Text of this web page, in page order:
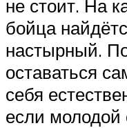
не стоит. На
бойца
настырный.
оставаться
себя
если молодой